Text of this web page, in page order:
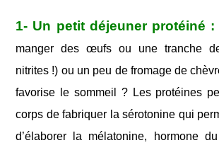
1- Un petit déjeuner protéiné :
manger des œufs ou une tranche
nitrites !) ou un peu de fromage de
favorise le sommeil ? Les protéines
corps de fabriquer la sérotonine qui
d’élaborer la mélatonine, hormone